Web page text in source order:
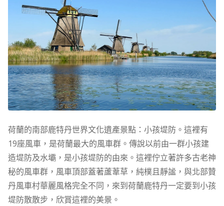
荷蘭的南部鹿特丹世界文化遺產景點：小孩堤防。這裡有
19座風車，是荷蘭最大的風車群。傳說以前由一群小孩建
造堤防及水壩，是小孩堤防的由來。這裡佇立著許多古老神
秘的風車群，風車頂部蓋著蘆葦草，純樸且靜謐，與北部贊
丹風車村華麗風格完全不同，來到荷蘭鹿特丹一定要到小孩
堤防散散步，欣賞這裡的美景。